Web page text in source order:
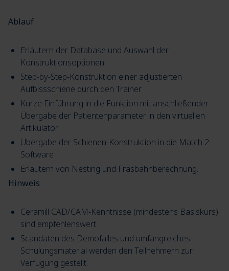
Ablauf
Erläutern der Database und Auswahl der
Konstruktionsoptionen
Step-by-Step-Konstruktion einer adjustierten
Aufbissschiene durch den Trainer
Kurze Einführung in die Funktion mit anschließender
Übergabe der Patientenparameter in den virtuellen
Artikulator
Übergabe der Schienen-Konstruktion in die Match 2-
Software
Erläutern von Nesting und Fräsbahnberechnung.
Hinweis
Ceramill CAD/CAM-Kenntnisse (mindestens Basiskurs)
sind empfehlenswert.
Scandaten des Demofalles und umfangreiches
Schulungsmaterial werden den Teilnehmern zur
Verfügung gestellt.